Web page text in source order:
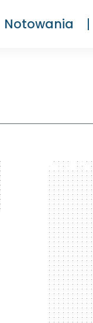
Notowania
300 x 600